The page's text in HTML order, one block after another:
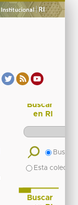
Buscar
en RI
Buscar
Esta
Buscar